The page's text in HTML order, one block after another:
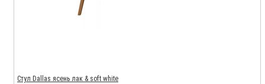
Стул Dallas ясень лак & soft white